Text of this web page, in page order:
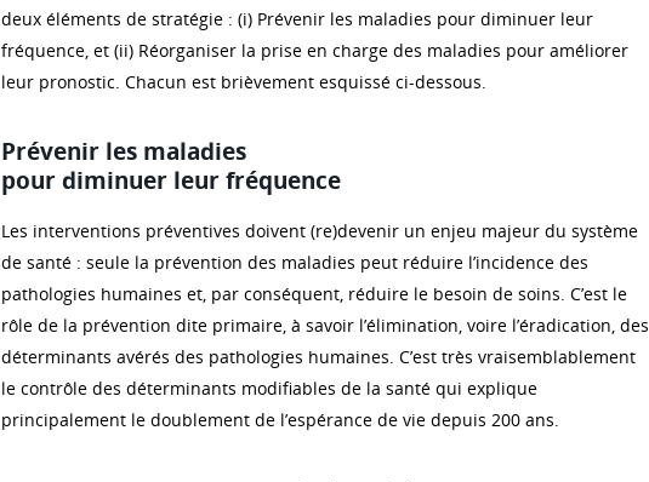
deux éléments de stratégie : (i) Prévenir les maladies pour diminuer leur
fréquence, et (ii) Réorganiser la prise en charge des maladies pour améliorer
leur pronostic. Chacun est brièvement esquissé ci-dessous.
Prévenir les maladies
pour diminuer leur fréquence
Les interventions préventives doivent (re)devenir un enjeu majeur du système
de santé : seule la prévention des maladies peut réduire l’incidence des
pathologies humaines et, par conséquent, réduire le besoin de soins. C’est le
rôle de la prévention dite primaire, à savoir l’élimination, voire l’éradication, des
déterminants avérés des pathologies humaines. C’est très vraisemblablement
le contrôle des déterminants modifiables de la santé qui explique
principalement le doublement de l’espérance de vie depuis 200 ans.